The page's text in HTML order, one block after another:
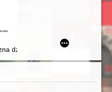
działalność Leona Chajna w